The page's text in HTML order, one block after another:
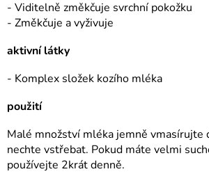
- Viditelně změkčuje svrchní pokožku
- Změkčuje a vyživuje
aktivní látky
- Komplex složek kozího mléka
použití
Malé množství mléka jemně vmasírujte
nechte vstřebat. Pokud máte velmi
používejte 2krát denně.